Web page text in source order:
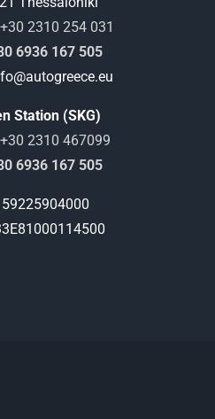
+30 2310 254 031
6936 167 505
Station (SKG)
+30 2310 467099
6936 167 505